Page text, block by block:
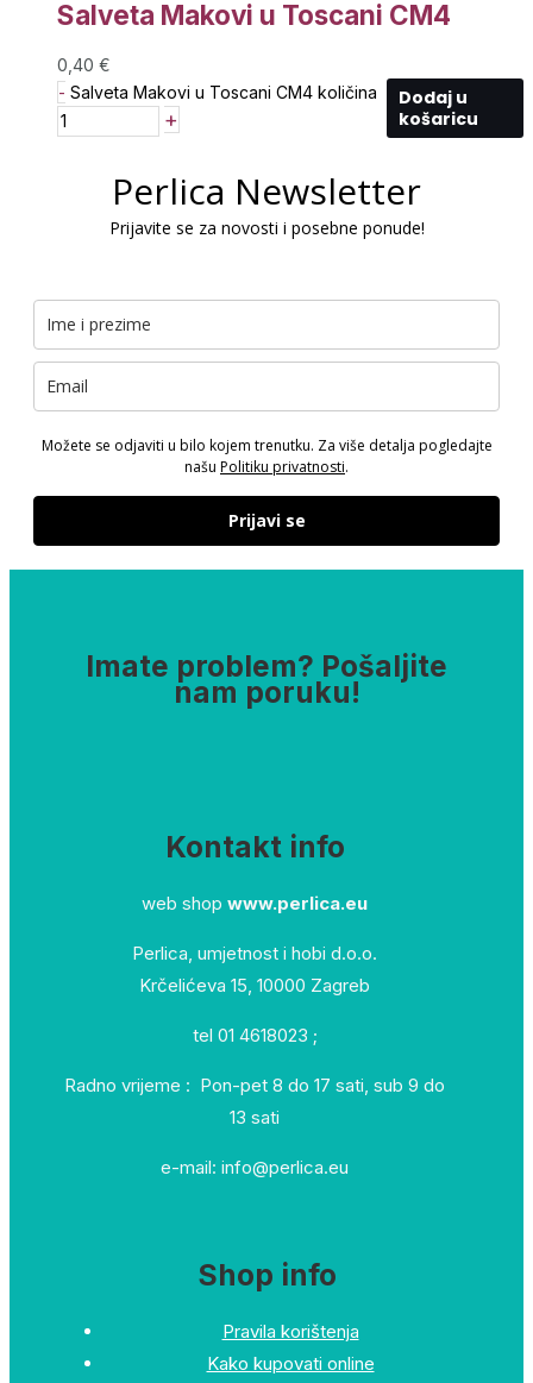
Salveta Makovi u Toscani CM4
0,40 €
- Salveta Makovi u Toscani CM4 količina
+
Dodaj u
košaricu
Perlica Newsletter
Prijavite se za novosti i posebne ponude!
Možete se odjaviti u bilo kojem trenutku. Za više detalja pogledajte
našu Politiku privatnosti.
Prijavi se
Imate problem? Pošaljite
nam poruku!
Kontakt info
web shop www.perlica.eu
Perlica, umjetnost i hobi d.o.o.
Krčelićeva 15, 10000 Zagreb
tel 01 4618023 ;
Radno vrijeme : Pon-pet 8 do 17 sati, sub 9 do
13 sati
e-mail: info@perlica.eu
Shop info
Pravila korištenja
Kako kupovati online